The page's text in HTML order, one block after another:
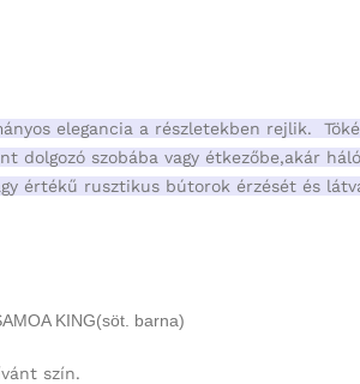
elegancia a részletekben rejlik.
szobába vagy étkezőbe,akár
értékű rusztikus bútorok érzését és
KING(söt. barna)
szín.